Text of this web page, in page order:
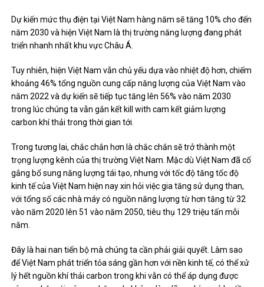
Dự kiến ​​mức thụ điện tại Việt Nam hàng năm sẽ tăng 10% cho đến
năm 2030 và hiện Việt Nam là thị trường năng lượng đang phát
triển nhanh nhất khu vực Châu Á.
Tuy nhiên, hiện Việt Nam vẫn chủ yếu dựa vào nhiệt độ hơn, chiếm
khoảng 46% tổng nguồn cung cấp năng lượng của Việt Nam vào
năm 2022 và dự kiến ​​sẽ tiếp tục tăng lên 56% vào năm 2030
trong lúc chúng ta vẫn gắn kết kill with cam kết giảm lượng
carbon khí thải trong thời gian tới.
Trong tương lai, chắc chắn hơn là chắc chắn sẽ trở thành một
trọng lượng kênh của thị trường Việt Nam. Mặc dù Việt Nam đã cố
gắng bổ sung năng lượng tái tạo, nhưng với tốc độ tăng tốc độ
kinh tế của Việt Nam hiện nay xin hỏi việc gia tăng sử dụng than,
với tổng số các nhà máy có nguồn năng lượng từ hơn tăng từ 32
vào năm 2020 lên 51 vào năm 2050, tiêu thụ 129 triệu tấn mỗi
năm.
Đây là hai nan tiến bộ mà chúng ta cần phải giải quyết. Làm sao
để Việt Nam phát triển tỏa sáng gần hơn với nền kinh tế, có thể xử
lý hết nguồn khí thải carbon trong khi vẫn có thể áp dụng được